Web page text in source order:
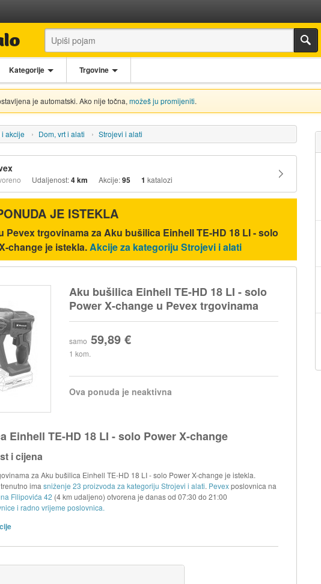
Kategorije Trgovine
je automatski. Ako nije točna, možeš ju promijeniti.
i akcije Dom, vrt i alati Strojevi i alati
Udaljenost:4 km Akcije:95 1 katalozi
JE ISTEKLA
Pevex trgovinama za Aku bušilica Einhell TE-HD 18 LI - solo
change je istekla.Akcije za kategoriju Strojevi i alati
Aku bušilica Einhell TE-HD 18 LI - solo
Power X-change u Pevex trgovinama
samo 59,89 €
1 kom.
Ova ponuda je neaktivna
Einhell TE-HD 18 LI - solo Power X-change
i cijena
za Aku bušilica Einhell TE-HD 18 LI - solo Power X-change je istekla.
ima sniženje 23 proizvoda za kategoriju Strojevi i alati. Pevexposlovnica na
Filipovića 42 (4 km udaljeno) otvorena je danas od 07:30 do 21:00
i radno vrijeme poslovnica.